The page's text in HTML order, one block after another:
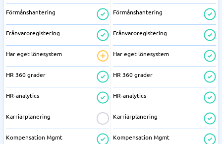
Förmånshantering
Frånvaroregistering
Har eget lönesystem
HR 360 grader
HR-analytics
Karriärplanering
Kompensation Mgmt
Förmånshantering
Frånvaroregistering
Har eget lönesystem
HR 360 grader
HR-analytics
Karriärplanering
Kompensation Mgmt